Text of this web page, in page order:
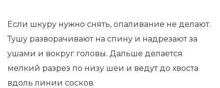
Если шкуру нужно снять, опаливание не делают.
Тушу разворачивают на спину и надрезают за
ушами и вокруг головы. Дальше делается
мелкий разрез по низу шеи и ведут до хвоста
вдоль линии сосков.